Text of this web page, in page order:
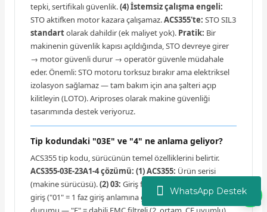
WhatsApp Destek
tepki, sertifikalı güvenlik.(4) İstemsiz çalışma engeli:
STO aktifken motor kazara çalışamaz.ACS355'te: STO SIL3
standartolarak dahildir (ek maliyet yok). Pratik: Bir
makinenin güvenlik kapısı açıldığında, STO devreye girer
→ motor güvenli durur → operatör güvenle müdahale
eder. Önemli: STO motoru torksuz bırakır ama elektriksel
izolasyon sağlamaz — tam bakım için ana şalteri açıp
kilitleyin (LOTO). Ariproses olarak makine güvenliği
tasarımında destek veriyoruz.
Tip kodundaki "03E" ve "4" ne anlama geliyor?
ACS355 tip kodu, sürücünün temel özelliklerini belirtir.
ACS355-03E-23A1-4 çözümü: (1) ACS355: Ürün serisi
(makine sürücüsü).(2) 03: Giriş faz sayısı — "03" = 3 faz
giriş ("01" = 1 faz giriş anlamına gelir).(3) E: EMC filtre